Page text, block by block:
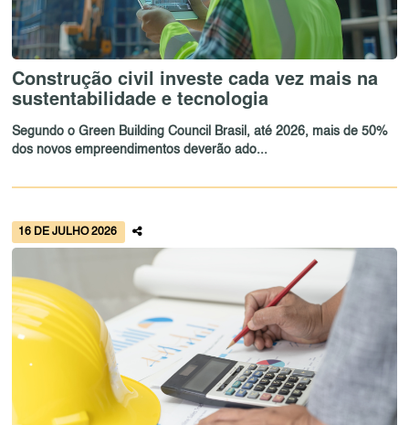
Construção civil investe cada vez mais na
sustentabilidade e tecnologia
Segundo o Green Building Council Brasil, até 2026, mais de 50%
dos novos empreendimentos deverão ado...
16 DE JULHO 2026